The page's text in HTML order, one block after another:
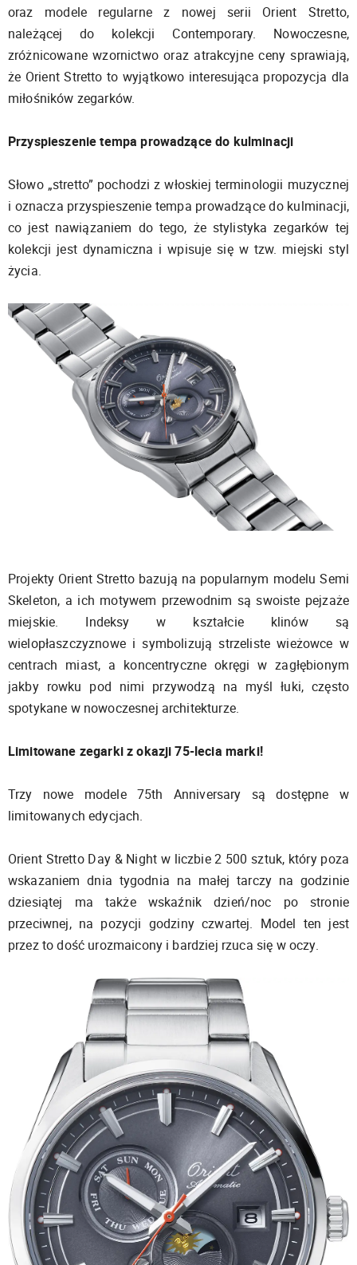
oraz modele regularne z nowej serii Orient Stretto,
należącej do kolekcji Contemporary. Nowoczesne,
zróżnicowane wzornictwo oraz atrakcyjne ceny sprawiają,
że Orient Stretto to wyjątkowo interesująca propozycja dla
miłośników zegarków.
Przyspieszenie tempa prowadzące do kulminacji
Słowo „stretto” pochodzi z włoskiej terminologii muzycznej
i oznacza przyspieszenie tempa prowadzące do kulminacji,
co jest nawiązaniem do tego, że stylistyka zegarków tej
kolekcji jest dynamiczna i wpisuje się w tzw. miejski styl
życia.
Projekty Orient Stretto bazują na popularnym modelu Semi
Skeleton, a ich motywem przewodnim są swoiste pejzaże
miejskie. Indeksy w kształcie klinów są
wielopłaszczyznowe i symbolizują strzeliste wieżowce w
centrach miast, a koncentryczne okręgi w zagłębionym
jakby rowku pod nimi przywodzą na myśl łuki, często
spotykane w nowoczesnej architekturze.
Limitowane zegarki z okazji 75-lecia marki!
Trzy nowe modele 75th Anniversary są dostępne w
limitowanych edycjach.
Orient Stretto Day & Night w liczbie 2 500 sztuk, który poza
wskazaniem dnia tygodnia na małej tarczy na godzinie
dziesiątej ma także wskaźnik dzień/noc po stronie
przeciwnej, na pozycji godziny czwartej. Model ten jest
przez to dość urozmaicony i bardziej rzuca się w oczy.